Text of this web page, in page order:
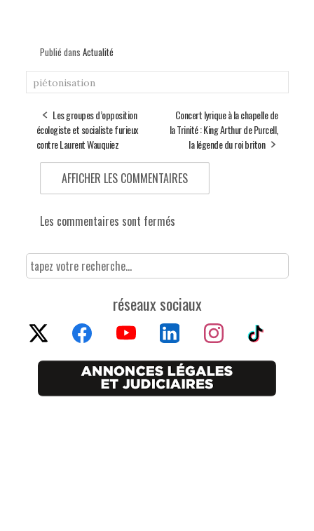
Publié dans Actualité
piétonisation
Les groupes d’opposition
écologiste et socialiste furieux
contre Laurent Wauquiez
Concert lyrique à la chapelle de
la Trinité : King Arthur de Purcell,
la légende du roi briton
AFFICHER LES COMMENTAIRES
Les commentaires sont fermés
réseaux sociaux